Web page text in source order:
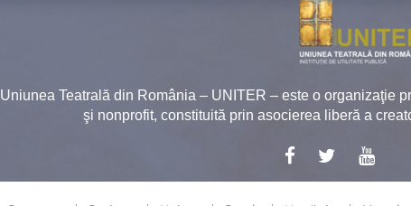
Uniunea Teatrală din România – UNITER – este o organizaţie
şi nonprofit, constituită prin asocierea liberă a